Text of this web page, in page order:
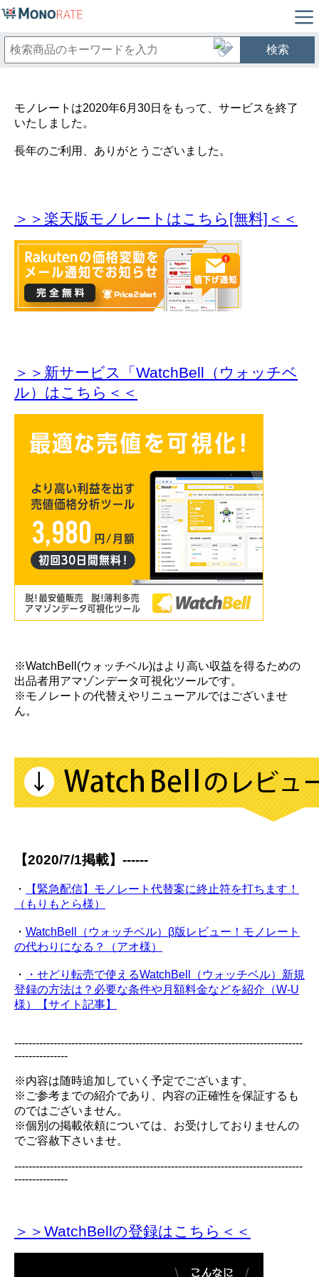
検索
モノレートは2020年6月30日をもって、サービスを終了
いたしました。
長年のご利用、ありがとうございました。
＞＞楽天版モノレートはこちら[無料]＜＜
＞＞新サービス「WatchBell（ウォッチベ
ル）はこちら＜＜
※WatchBell(ウォッチベル)はより高い収益を得るための
出品者用アマゾンデータ可視化ツールです。
※モノレートの代替えやリニューアルではございませ
ん。
【2020/7/1掲載】------
・
【緊急配信】モノレート代替案に終止符を打ちます！
（もりもとら様）
・ WatchBell（ウォッチベル）β版レビュー！モノレート
の代わりになる？（アオ様）
・
・せどり転売で使えるWatchBell（ウォッチベル）新規
登録の方法は？必要な条件や月額料金などを紹介（W-U
様）【サイト記事】
---------------------------------------------------------------------------------
---------------
※内容は随時追加していく予定でございます。
※ご参考までの紹介であり、内容の正確性を保証するも
のではございません。
※個別の掲載依頼については、お受けしておりませんの
でご容赦下さいませ。
---------------------------------------------------------------------------------
---------------
＞＞WatchBellの登録はこちら＜＜